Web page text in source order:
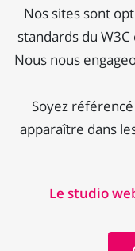
Nos sites sont
standards du
Nous nous
Soyez
apparaître dans
Le studio